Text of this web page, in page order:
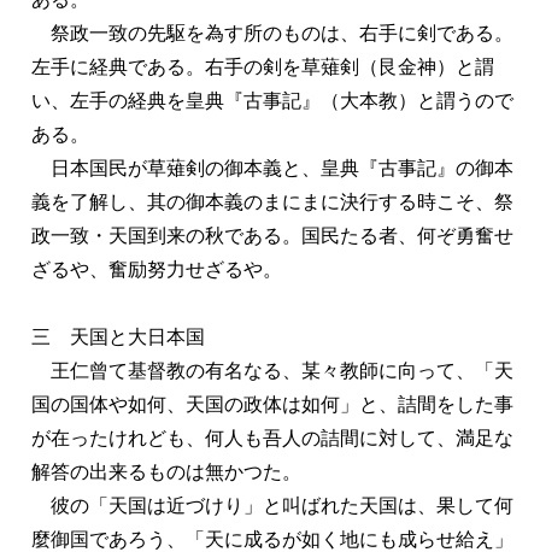
祭政一致の先駆を為す所のものは、右手に剣である。
左手に経典である。右手の剣を草薙剣（艮金神）と謂
い、左手の経典を皇典『古事記』（大本教）と謂うので
ある。
日本国民が草薙剣の御本義と、皇典『古事記』の御本
義を了解し、其の御本義のまにまに決行する時こそ、祭
政一致・天国到来の秋である。国民たる者、何ぞ勇奮せ
ざるや、奮励努力せざるや。
三 天国と大日本国
王仁曾て基督教の有名なる、某々教師に向って、「天
国の国体や如何、天国の政体は如何」と、詰間をした事
が在ったけれども、何人も吾人の詰間に対して、満足な
解答の出来るものは無かつた。
彼の「天国は近づけり」と叫ばれた天国は、果して何
麼御国であろう、「天に成るが如く地にも成らせ給え」